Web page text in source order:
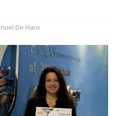
De Haro